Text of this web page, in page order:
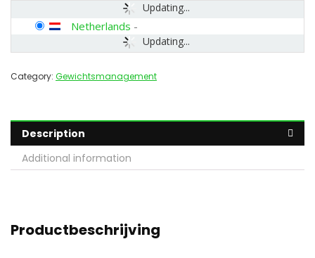
Updating...
Updating...
Netherlands -
Category: Gewichtsmanagement
Description
Additional information
Productbeschrijving